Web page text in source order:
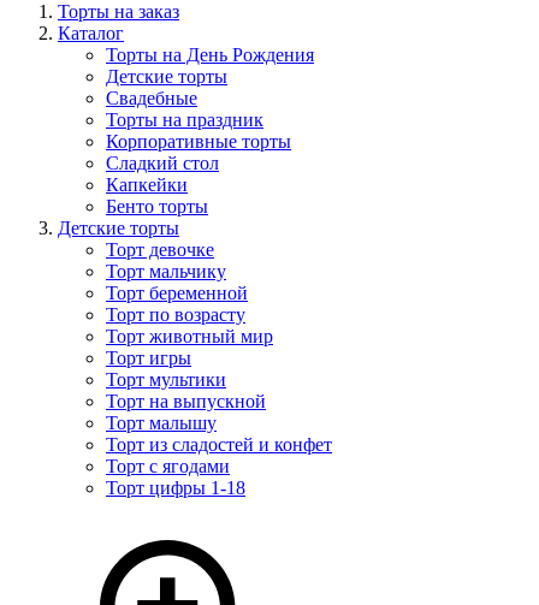
Торты на заказ
Каталог
Торты на День Рождения
Детские торты
Свадебные
Торты на праздник
Корпоративные торты
Сладкий стол
Капкейки
Бенто торты
Детские торты
Торт девочке
Торт мальчику
Торт беременной
Торт по возрасту
Торт животный мир
Торт игры
Торт мультики
Торт на выпускной
Торт малышу
Торт из сладостей и конфет
Торт с ягодами
Торт цифры 1-18